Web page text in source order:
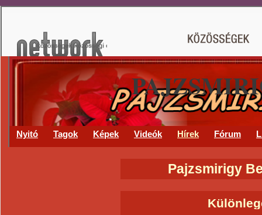
Nyitó Tagok Képek Videók Hírek Fórum
Pajzsmirigy